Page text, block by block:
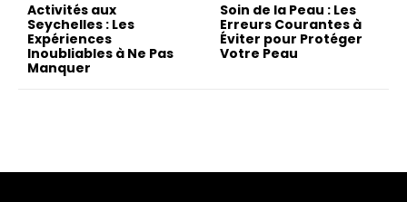
Activités aux
Seychelles : Les
Expériences
Inoubliables à Ne Pas
Manquer
Soin de la Peau : Les
Erreurs Courantes à
Éviter pour Protéger
Votre Peau